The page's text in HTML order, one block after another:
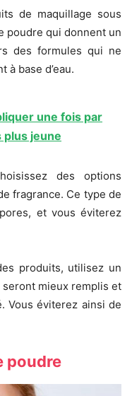
de maquillage sous
poudre qui donnent un
des formules qui ne
à base d’eau.
une fois par
plus jeune
des options
fragrance. Ce type de
et vous éviterez
produits, utilisez un
mieux remplis et
Vous éviterez ainsi de
poudre